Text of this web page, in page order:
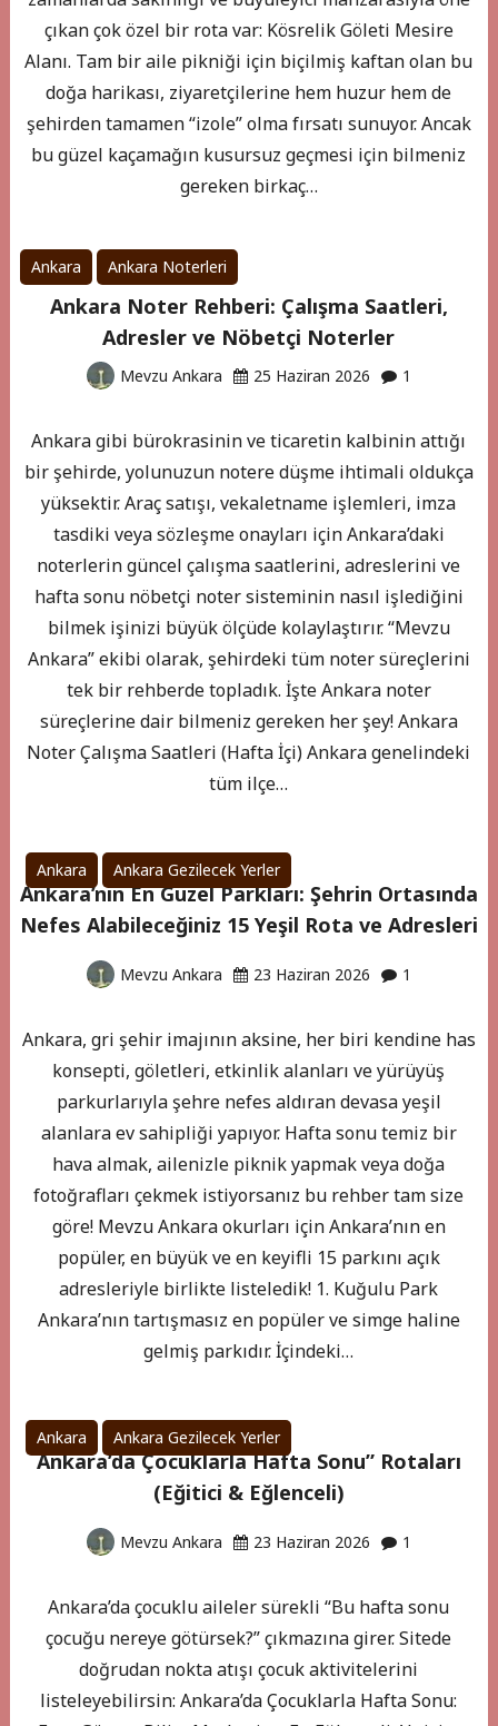
çıkan çok özel bir rota var: Kösrelik Göleti Mesire
Alanı. Tam bir aile pikniği için biçilmiş kaftan olan bu
doğa harikası, ziyaretçilerine hem huzur hem de
şehirden tamamen “izole” olma fırsatı sunuyor. Ancak
bu güzel kaçamağın kusursuz geçmesi için bilmeniz
gereken birkaç…
Ankara Ankara Noterleri
Ankara Noter Rehberi: Çalışma Saatleri,
Adresler ve Nöbetçi Noterler
Mevzu Ankara 25 Haziran 2026 1
Ankara gibi bürokrasinin ve ticaretin kalbinin attığı
bir şehirde, yolunuzun notere düşme ihtimali oldukça
yüksektir. Araç satışı, vekaletname işlemleri, imza
tasdiki veya sözleşme onayları için Ankara’daki
noterlerin güncel çalışma saatlerini, adreslerini ve
hafta sonu nöbetçi noter sisteminin nasıl işlediğini
bilmek işinizi büyük ölçüde kolaylaştırır. “Mevzu
Ankara” ekibi olarak, şehirdeki tüm noter süreçlerini
tek bir rehberde topladık. İşte Ankara noter
süreçlerine dair bilmeniz gereken her şey! Ankara
Noter Çalışma Saatleri (Hafta İçi) Ankara genelindeki
tüm ilçe…
Ankara Ankara Gezilecek Yerler
Ankara’nın En Güzel Parkları: Şehrin Ortasında
Nefes Alabileceğiniz 15 Yeşil Rota ve Adresleri
Mevzu Ankara 23 Haziran 2026 1
Ankara, gri şehir imajının aksine, her biri kendine has
konsepti, göletleri, etkinlik alanları ve yürüyüş
parkurlarıyla şehre nefes aldıran devasa yeşil
alanlara ev sahipliği yapıyor. Hafta sonu temiz bir
hava almak, ailenizle piknik yapmak veya doğa
fotoğrafları çekmek istiyorsanız bu rehber tam size
göre! Mevzu Ankara okurları için Ankara’nın en
popüler, en büyük ve en keyifli 15 parkını açık
adresleriyle birlikte listeledik! 1. Kuğulu Park
Ankara’nın tartışmasız en popüler ve simge haline
gelmiş parkıdır. İçindeki…
Ankara Ankara Gezilecek Yerler
Ankara’da Çocuklarla Hafta Sonu” Rotaları
(Eğitici & Eğlenceli)
Mevzu Ankara 23 Haziran 2026 1
Ankara’da çocuklu aileler sürekli “Bu hafta sonu
çocuğu nereye götürsek?” çıkmazına girer. Sitede
doğrudan nokta atışı çocuk aktivitelerini
listeleyebilirsin: Ankara’da Çocuklarla Hafta Sonu: